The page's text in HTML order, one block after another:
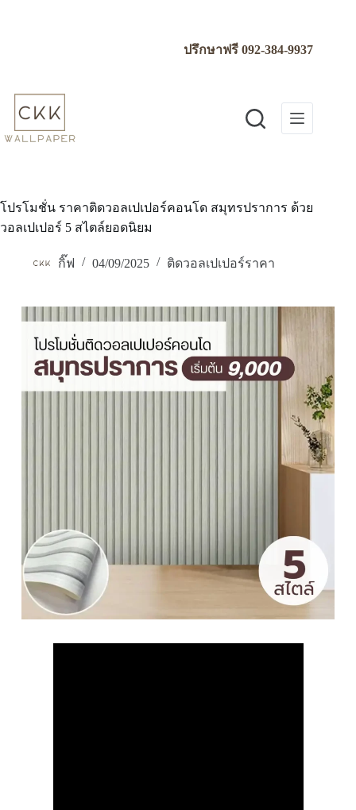
ปรึกษาฟรี092-384-9937
โปรโมชั่น ราคาติดวอลเปเปอร์คอนโด สมุทรปราการ ด้วย
วอลเปเปอร์ 5 สไตล์ยอดนิยม
กิ๊ฟ 04/09/2025 ติดวอลเปเปอร์ราคา